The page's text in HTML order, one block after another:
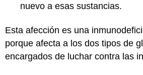
nuevo a esas sustancias.
Esta afección es una
porque afecta a los dos tipos de
encargados de luchar contra las